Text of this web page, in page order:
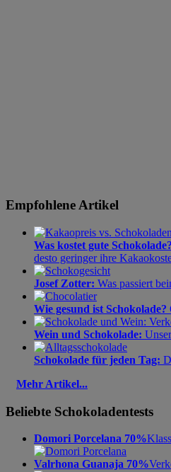
Empfohlene Artikel
Was kostet gute Schokolade?
desto geringer ihre
Josef Zotter: Was passiert
Wie gesund ist Schokolade?
Wein und Schokolade:
Schokolade für jeden Tag:
Mehr Artikel...
Beliebte Schokoladentests
Domori Porcelana 70%
Valrhona Guanaja 70%